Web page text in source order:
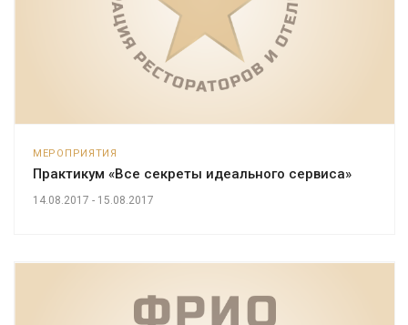
МЕРОПРИЯТИЯ
Практикум «Все секреты идеального сервиса»
14.08.2017 - 15.08.2017